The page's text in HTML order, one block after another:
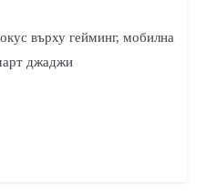
върху гейминг, мобилна
джаджи